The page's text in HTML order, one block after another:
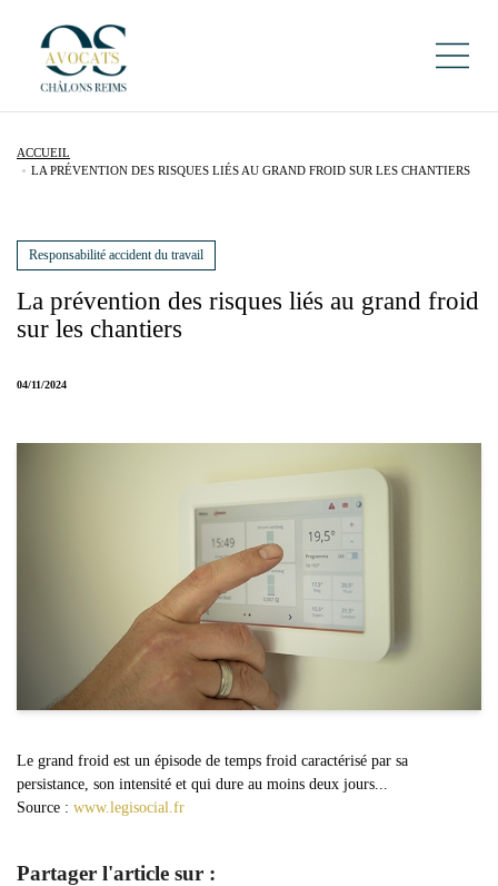
ACCUEIL
LA PRÉVENTION DES RISQUES LIÉS AU GRAND FROID SUR LES CHANTIERS
La prévention des risques liés au grand froid
sur les chantiers
04/11/2024
Responsabilité accident du travail
Source : www.legisocial.fr
Le grand froid est un épisode de temps froid caractérisé par sa
persistance, son intensité et qui dure au moins deux jours...